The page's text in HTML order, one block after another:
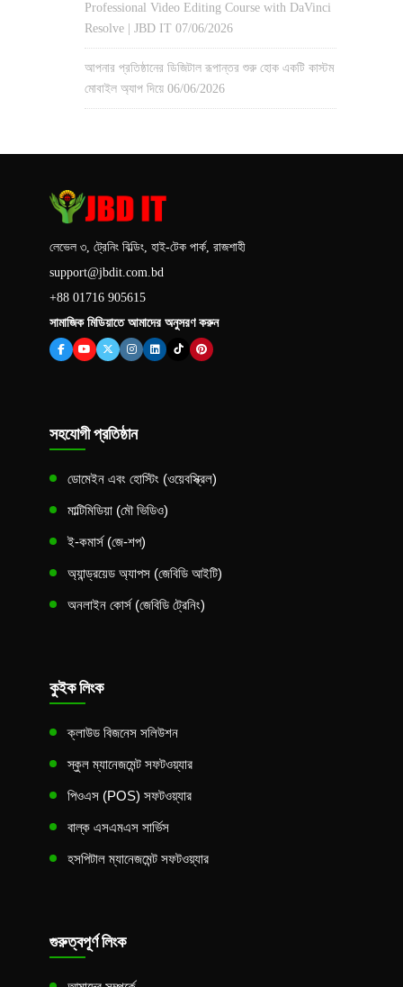
Professional Video Editing Course with DaVinci
Resolve | JBD IT 07/06/2026
আপনার প্রতিষ্ঠানের ডিজিটাল রূপান্তর শুরু হোক একটি কাস্টম
মোবাইল অ্যাপ দিয়ে 06/06/2026
লেভেল ৩, ট্রেনিং বিল্ডিং, হাই-টেক পার্ক, রাজশাহী
support@jbdit.com.bd
+88 01716 905615
সামাজিক মিডিয়াতে আমাদের অনুসরণ করুন
সহযোগী প্রতিষ্ঠান
ডোমেইন এবং হোস্টিং (ওয়েবস্ক্রিল)
মাল্টিমিডিয়া (মৌ ভিডিও)
ই-কমার্স (জে-শপ)
অ্যান্ড্রয়েড অ্যাপস (জেবিডি আইটি)
অনলাইন কোর্স (জেবিডি ট্রেনিং)
কুইক লিংক
ক্লাউড বিজনেস সলিউশন
স্কুল ম্যানেজমেন্ট সফটওয়্যার
পিওএস (POS) সফটওয়্যার
বাল্ক এসএমএস সার্ভিস
হসপিটাল ম্যানেজমেন্ট সফটওয়্যার
গুরুত্বপূর্ণ লিংক